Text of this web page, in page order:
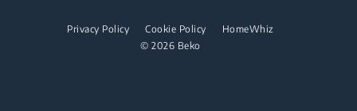
เตาแบบตั้งอิสระ
ร่วมงานกับเรา
© 2026 Beko
Privacy Policy Cookie Policy HomeWhiz